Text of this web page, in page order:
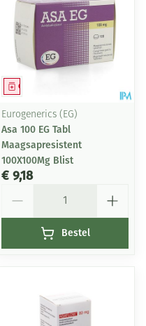
Geneesmiddel
Eurogenerics (EG)
Asa 100 EG Tabl
Maagsapresistent
100X100Mg Blist
€ 9,18
Bestel